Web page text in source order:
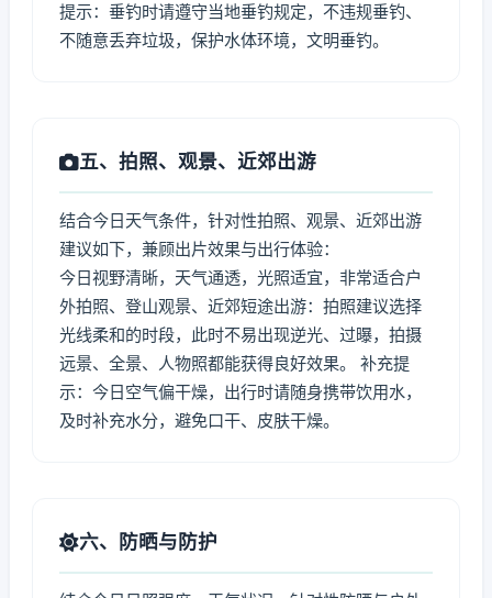
提示：垂钓时请遵守当地垂钓规定，不违规垂钓、
不随意丢弃垃圾，保护水体环境，文明垂钓。
五、拍照、观景、近郊出游
结合今日天气条件，针对性拍照、观景、近郊出游
建议如下，兼顾出片效果与出行体验：
今日视野清晰，天气通透，光照适宜，非常适合户
外拍照、登山观景、近郊短途出游：拍照建议选择
光线柔和的时段，此时不易出现逆光、过曝，拍摄
远景、全景、人物照都能获得良好效果。 补充提
示：今日空气偏干燥，出行时请随身携带饮用水，
及时补充水分，避免口干、皮肤干燥。
六、防晒与防护